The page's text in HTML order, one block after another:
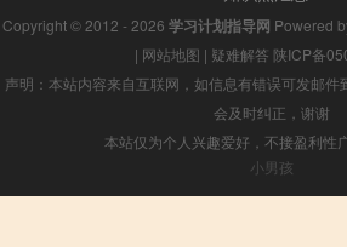
Copyright © 2012 - 2026 学习计划指导网 Powered
| 网站地图 | 疑难解答 陕ICP备
声明：本站内容来自互联网，如信息有错误可发邮
会及时纠正，谢谢
本站仅为个人兴趣爱好，不接盈利性
小男孩